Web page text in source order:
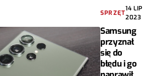
SPRZĘT
14 LIP
2023
Samsung
przyznał
się do
błędu i go